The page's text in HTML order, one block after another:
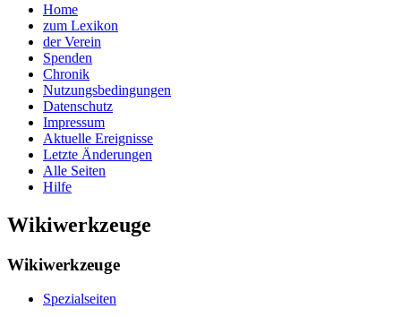
Home
zum Lexikon
der Verein
Spenden
Chronik
Nutzungsbedingungen
Datenschutz
Impressum
Aktuelle Ereignisse
Letzte Änderungen
Alle Seiten
Hilfe
Wikiwerkzeuge
Wikiwerkzeuge
Spezialseiten